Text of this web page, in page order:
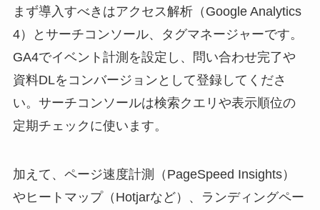
まず導入すべきはアクセス解析（Google Analytics
4）とサーチコンソール、タグマネージャーです。
GA4でイベント計測を設定し、問い合わせ完了や
資料DLをコンバージョンとして登録してくださ
い。サーチコンソールは検索クエリや表示順位の
定期チェックに使います。
加えて、ページ速度計測（PageSpeed Insights）
やヒートマップ（Hotjarなど）、ランディングペー